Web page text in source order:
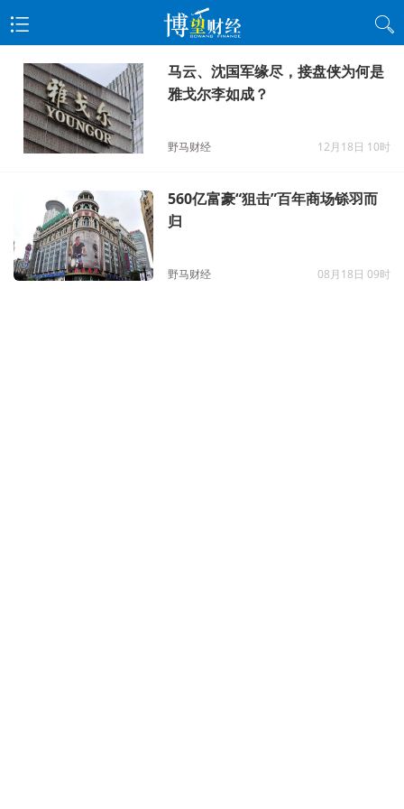
马云、沈国军缘尽，接盘侠为何是
雅戈尔李如成？
野马财经 12月18日 10时
560亿富豪“狙击”百年商场铩羽而
归
野马财经 08月18日 09时